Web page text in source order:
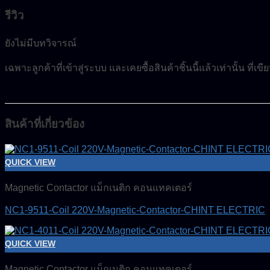
รีวิว
ยังไม่มีบทวิจารณ์
เฉพาะลูกค้าที่เข้าสู่ระบบ และเคยซื้อสินค้าชิ้นนี้แล้วเท่านั้น ที่เขี
สินค้าที่เกี่ยวข้อง
QUICK VIEW
Magnetic Contactor แม็กเนติก คอนแทคเตอร์
NC1-9511-Coil 220V-Magnetic-Contactor-CHINT ELECTRIC
QUICK VIEW